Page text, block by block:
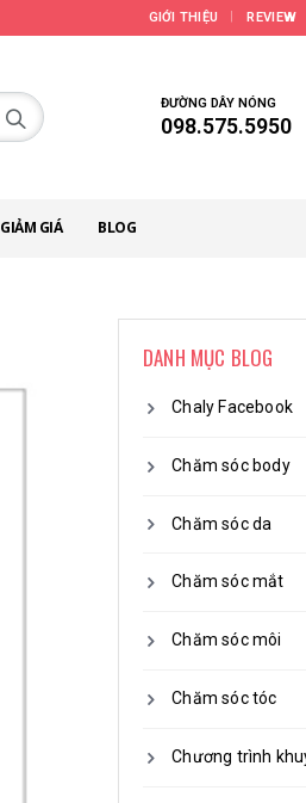
GIỚI THIỆU REVIEW
ĐƯỜNG DÂY NÓNG
098.575.5950
GIẢM GIÁ BLOG
DANH MỤC BLOG
Chaly Facebook
Chăm sóc body
Chăm sóc da
Chăm sóc mắt
Chăm sóc môi
Chăm sóc tóc
Chương trình